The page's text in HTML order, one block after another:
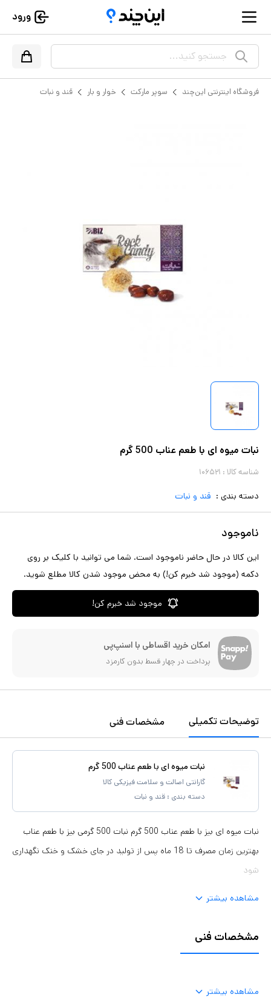
ورود
جستجو کنید...
فروشگاه اینترنتی این‌چند سوپر مارکت خوار و بار قند و نبات
نبات میوه ای با طعم عناب 500 گرم
شناسه کالا : ۱۰۶۵۲۱
دسته بندی : قند و نبات
ناموجود
این کالا در حال حاضر ناموجود است. شما می توانید با کلیک بر روی
دکمه (موجود شد خبرم کن!) به محض موجود شدن کالا مطلع شوید.
موجود شد خبرم کن!
امکان خرید اقساطی با اسنپ‌پی
پرداخت در چهار قسط بدون کارمزد
توضیحات تکمیلی مشخصات فنی
نبات میوه ای با طعم عناب 500 گرم
گارانتی اصالت و سلامت فیزیکی کالا
دسته بندی : قند و نبات
نبات میوه ای بیز با طعم عناب 500 گرم نبات 500 گرمی بیز با طعم عناب
بهترین زمان مصرف تا 18 ماه پس از تولید در جای خشک و خنک نگهداری
شود
مشاهده بیشتر
مشخصات فنی
مشاهده بیشتر